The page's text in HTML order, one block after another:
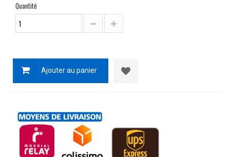
Quantité
Ajouter au panier